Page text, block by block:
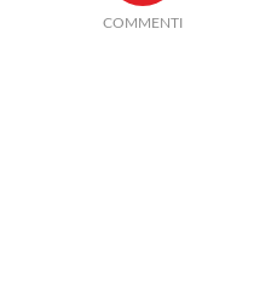
COMMENTI